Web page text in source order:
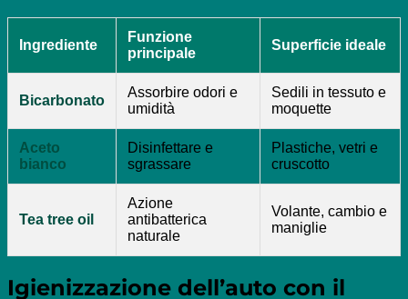
Ingrediente
Funzione
principale
Superficie ideale
Bicarbonato
Assorbire odori e
umidità
Sedili in tessuto e
moquette
Aceto
bianco
Disinfettare e
sgrassare
Plastiche, vetri e
cruscotto
Tea tree oil
Azione
antibatterica
naturale
Volante, cambio e
maniglie
Igienizzazione dell’auto con il